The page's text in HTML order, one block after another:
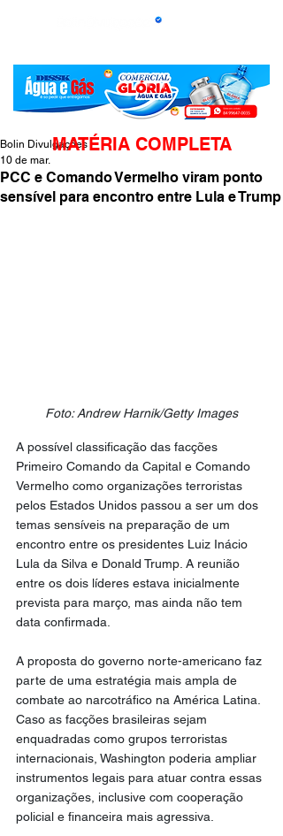
PCC e Comando Vermelho viram ponto
sensível para encontro entre Lula e Trump
Bolin Divulgações
10 de mar.
Foto: Andrew Harnik/Getty Images
A possível classificação das facções
Primeiro Comando da Capital e Comando
Vermelho como organizações terroristas
pelos Estados Unidos passou a ser um dos
temas sensíveis na preparação de um
encontro entre os presidentes Luiz Inácio
Lula da Silva e Donald Trump. A reunião
entre os dois líderes estava inicialmente
prevista para março, mas ainda não tem
data confirmada.
A proposta do governo norte-americano faz
parte de uma estratégia mais ampla de
combate ao narcotráfico na América Latina.
Caso as facções brasileiras sejam
enquadradas como grupos terroristas
internacionais, Washington poderia ampliar
instrumentos legais para atuar contra essas
organizações, inclusive com cooperação
policial e financeira mais agressiva.
MATÉRIA COMPLETA